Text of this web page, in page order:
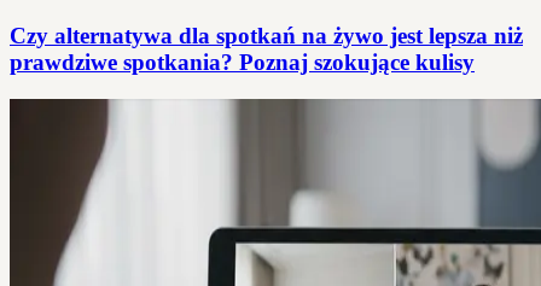
Czy alternatywa dla spotkań na żywo jest lepsza niż
prawdziwe spotkania? Poznaj szokujące kulisy